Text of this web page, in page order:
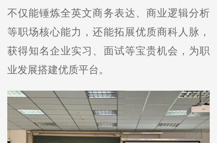
不仅能锤炼全英文商务表达、商业逻辑分析
等职场核心能力，还能拓展优质商科人脉，
获得知名企业实习、面试等宝贵机会，为职
业发展搭建优质平台。